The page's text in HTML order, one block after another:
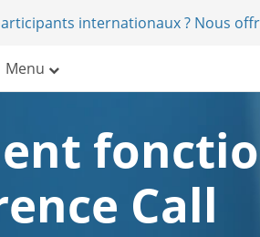
internationaux ? Nous
Menu
Call